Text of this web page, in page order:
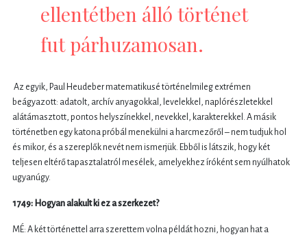
ellentétben álló történet
fut párhuzamosan.
Az egyik, Paul Heudeber matematikusé történelmileg extrémen
beágyazott: adatolt, archív anyagokkal, levelekkel, naplórészletekkel
alátámasztott, pontos helyszínekkel, nevekkel, karakterekkel. A másik
történetben egy katona próbál menekülni a harcmezőről – nem tudjuk hol
és mikor, és a szereplők nevét nem ismerjük. Ebből is látszik, hogy két
teljesen eltérő tapasztalatról mesélek, amelyekhez íróként sem nyúlhatok
ugyanúgy.
1749: Hogyan alakult ki ez a szerkezet?
MÉ: A két történettel arra szerettem volna példát hozni, hogyan hat a